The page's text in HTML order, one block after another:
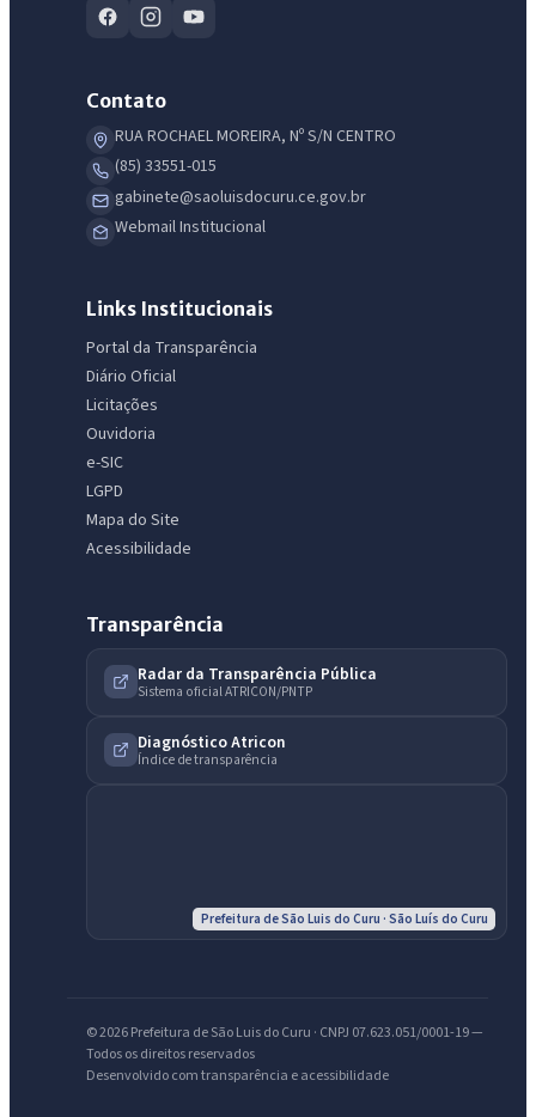
Contato
RUA ROCHAEL MOREIRA, Nº S/N CENTRO
(85) 33551-015
gabinete@saoluisdocuru.ce.gov.br
Webmail Institucional
Links Institucionais
Portal da Transparência
Diário Oficial
Licitações
Ouvidoria
e-SIC
LGPD
Mapa do Site
Acessibilidade
Transparência
Radar da Transparência Pública
Sistema oficial ATRICON/PNTP
Diagnóstico Atricon
Índice de transparência
Prefeitura de São Luis do Curu · São Luís do Curu
© 2026 Prefeitura de São Luis do Curu · CNPJ 07.623.051/0001-19 —
Todos os direitos reservados
Desenvolvido com transparência e acessibilidade
IntGest AI
licitações, estrutura ou transparência do município.